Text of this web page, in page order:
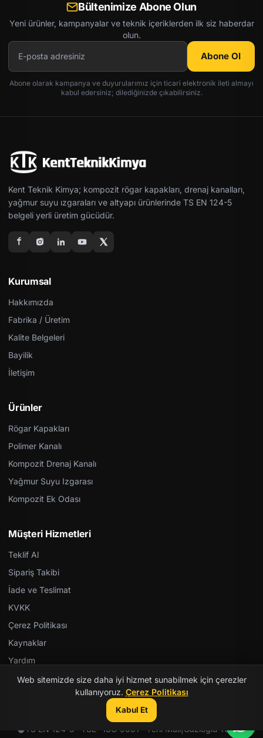
Bültenimize Abone Olun
Yeni ürünler, kampanyalar ve teknik içeriklerden ilk siz haberdar
olun.
Abone Ol
Abone olarak kampanya ve duyurularımız için ticari elektronik ileti almayı
kabul edersiniz; dilediğinizde çıkabilirsiniz.
Kent Teknik Kimya; kompozit rögar kapakları, drenaj kanalları,
yağmur suyu ızgaraları ve altyapı ürünlerinde TS EN 124-5
belgeli yerli üretim gücüdür.
Kurumsal
Hakkımızda
Fabrika / Üretim
Kalite Belgeleri
Bayilik
İletişim
Ürünler
Rögar Kapakları
Polimer Kanalı
Kompozit Drenaj Kanalı
Yağmur Suyu Izgarası
Kompozit Ek Odası
Müşteri Hizmetleri
Teklif Al
Sipariş Takibi
İade ve Teslimat
KVKK
Çerez Politikası
Kaynaklar
Yardım
© 2026 Kent Teknik Kimya. Tüm hakları saklıdır.
TS EN 124-5 · TSE · ISO 9001 · Yerli Malı|Gazioğlu Yazılım
Web sitemizde size daha iyi hizmet sunabilmek için çerezler
kullanıyoruz. Çerez Politikası
Kabul Et